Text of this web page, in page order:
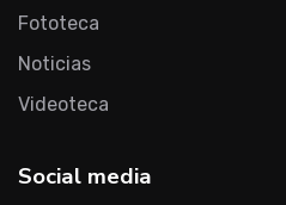
Fototeca
Noticias
Videoteca
Social media